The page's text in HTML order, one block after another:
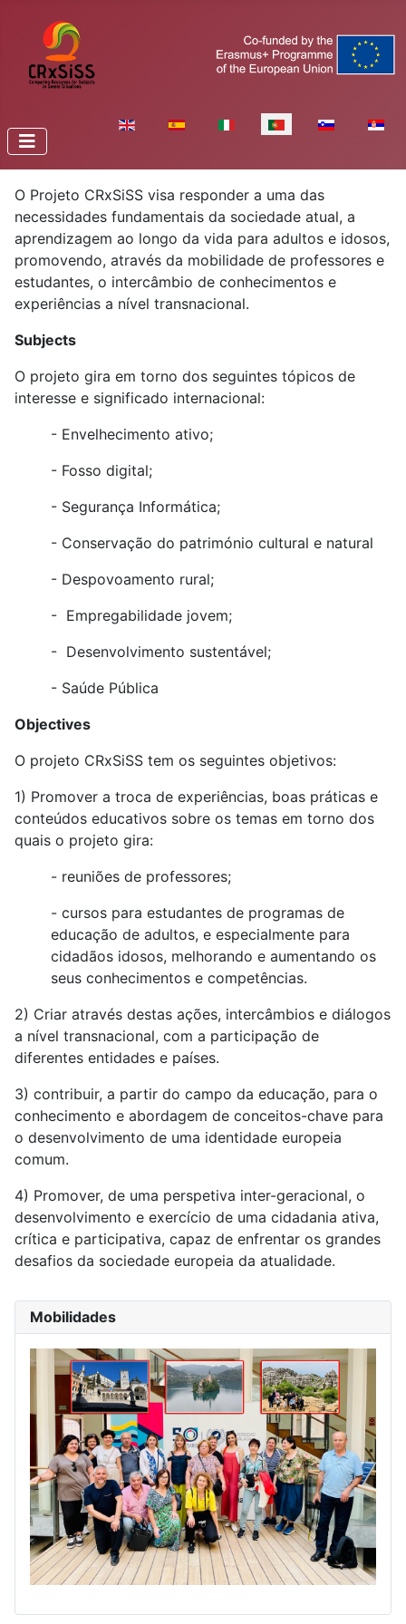
Escolha o seu idioma
O Projeto CRxSiSS visa responder a uma das
necessidades fundamentais da sociedade atual, a
aprendizagem ao longo da vida para adultos e idosos,
promovendo, através da mobilidade de professores e
estudantes, o intercâmbio de conhecimentos e
experiências a nível transnacional.
Subjects
O projeto gira em torno dos seguintes tópicos de
interesse e significado internacional:
- Envelhecimento ativo;
- Fosso digital;
- Segurança Informática;
- Conservação do património cultural e natural
- Despovoamento rural;
- Empregabilidade jovem;
- Desenvolvimento sustentável;
- Saúde Pública
Objectives
O projeto CRxSiSS tem os seguintes objetivos:
1) Promover a troca de experiências, boas práticas e
conteúdos educativos sobre os temas em torno dos
quais o projeto gira:
- reuniões de professores;
- cursos para estudantes de programas de
educação de adultos, e especialmente para
cidadãos idosos, melhorando e aumentando os
seus conhecimentos e competências.
2) Criar através destas ações, intercâmbios e diálogos
a nível transnacional, com a participação de
diferentes entidades e países.
3) contribuir, a partir do campo da educação, para o
conhecimento e abordagem de conceitos-chave para
o desenvolvimento de uma identidade europeia
comum.
4) Promover, de uma perspetiva inter-geracional, o
desenvolvimento e exercício de uma cidadania ativa,
crítica e participativa, capaz de enfrentar os grandes
desafios da sociedade europeia da atualidade.
Mobilidades